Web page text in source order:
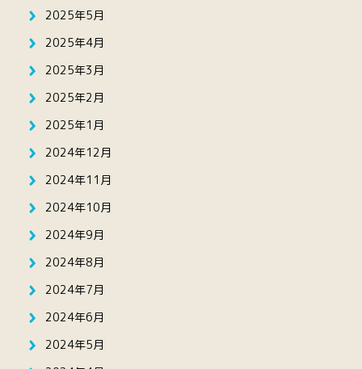
2025年5月
2025年4月
2025年3月
2025年2月
2025年1月
2024年12月
2024年11月
2024年10月
2024年9月
2024年8月
2024年7月
2024年6月
2024年5月